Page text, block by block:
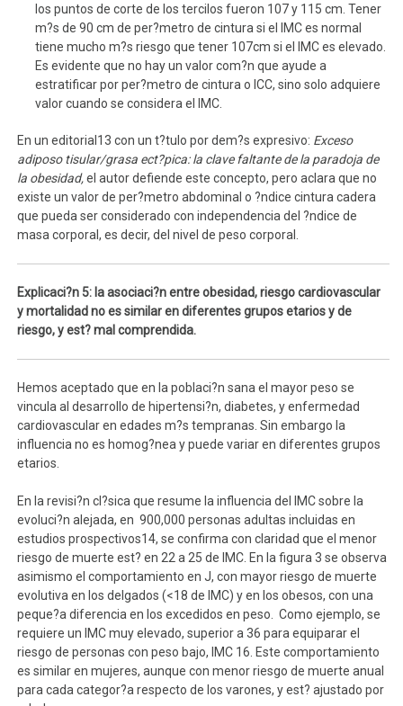
los puntos de corte de los tercilos fueron 107 y 115 cm. Tener
m?s de 90 cm de per?metro de cintura si el IMC es normal
tiene mucho m?s riesgo que tener 107cm si el IMC es elevado.
Es evidente que no hay un valor com?n que ayude a
estratificar por per?metro de cintura o ICC, sino solo adquiere
valor cuando se considera el IMC.
En un editorial13 con un t?tulo por dem?s expresivo: Exceso
adiposo tisular/grasa ect?pica: la clave faltante de la paradoja de
la obesidad,el autor defiende este concepto, pero aclara que no
existe un valor de per?metro abdominal o ?ndice cintura cadera
que pueda ser considerado con independencia del ?ndice de
masa corporal, es decir, del nivel de peso corporal.
Explicaci?n 5: la asociaci?n entre obesidad, riesgo cardiovascular
y mortalidad no es similar en diferentes grupos etarios y de
riesgo, y est? mal comprendida.
Hemos aceptado que en la poblaci?n sana el mayor peso se
vincula al desarrollo de hipertensi?n, diabetes, y enfermedad
cardiovascular en edades m?s tempranas. Sin embargo la
influencia no es homog?nea y puede variar en diferentes grupos
etarios.
En la revisi?n cl?sica que resume la influencia del IMC sobre la
evoluci?n alejada, en 900,000 personas adultas incluidas en
estudios prospectivos14, se confirma con claridad que el menor
riesgo de muerte est? en 22 a 25 de IMC. En la figura 3 se observa
asimismo el comportamiento en J, con mayor riesgo de muerte
evolutiva en los delgados (<18 de IMC) y en los obesos, con una
peque?a diferencia en los excedidos en peso. Como ejemplo, se
requiere un IMC muy elevado, superior a 36 para equiparar el
riesgo de personas con peso bajo, IMC 16. Este comportamiento
es similar en mujeres, aunque con menor riesgo de muerte anual
para cada categor?a respecto de los varones, y est? ajustado por